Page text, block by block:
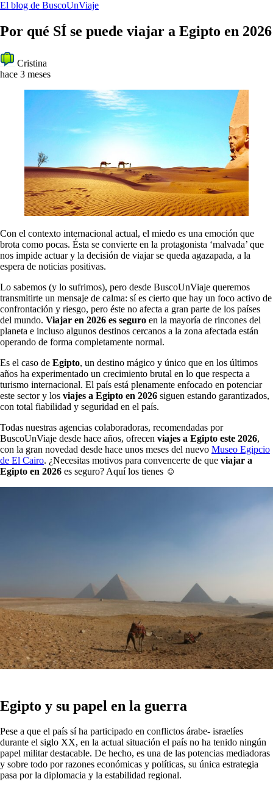
El blog de BuscoUnViaje
Por qué SÍ se puede viajar a Egipto en 2026
Cristina
hace 3 meses
Con el contexto internacional actual, el miedo es una emoción que
brota como pocas. Ésta se convierte en la protagonista ‘malvada’ que
nos impide actuar y la decisión de viajar se queda agazapada, a la
espera de noticias positivas.
Lo sabemos (y lo sufrimos), pero desde BuscoUnViaje queremos
transmitirte un mensaje de calma: sí es cierto que hay un foco activo de
confrontación y riesgo, pero éste no afecta a gran parte de los países
del mundo. Viajar en 2026 es seguro en la mayoría de rincones del
planeta e incluso algunos destinos cercanos a la zona afectada están
operando de forma completamente normal.
Es el caso de Egipto, un destino mágico y único que en los últimos
años ha experimentado un crecimiento brutal en lo que respecta a
turismo internacional. El país está plenamente enfocado en potenciar
este sector y los viajes a Egipto en 2026 siguen estando garantizados,
con total fiabilidad y seguridad en el país.
Todas nuestras agencias colaboradoras, recomendadas por
BuscoUnViaje desde hace años, ofrecen viajes a Egipto este 2026,
con la gran novedad desde hace unos meses del nuevo Museo Egipcio
de El Cairo. ¿Necesitas motivos para convencerte de que viajar a
Egipto en 2026 es seguro? Aquí los tienes ☺
Egipto y su papel en la guerra
Pese a que el país sí ha participado en conflictos árabe- israelíes
durante el siglo XX, en la actual situación el país no ha tenido ningún
papel militar destacable. De hecho, es una de las potencias mediadoras
y sobre todo por razones económicas y políticas, su única estrategia
pasa por la diplomacia y la estabilidad regional.